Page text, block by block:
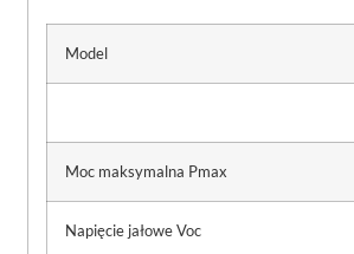
Model
Moc maksymalna Pmax
Napięcie jałowe Voc